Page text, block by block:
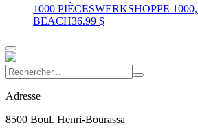
1000 PIÈCESWERKSHOPPE
BEACH36.99 $
Adresse
8500 Boul. Henri-Bourassa